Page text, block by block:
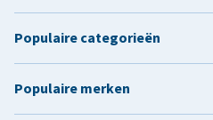
Populaire categorieën
Populaire merken